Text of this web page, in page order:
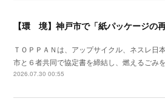
ＴＯＰＰＡＮは、アップサイクル、ネスレ日
市と６者共同で協定書を締結し、燃えるごみ
2026.07.30 00:55